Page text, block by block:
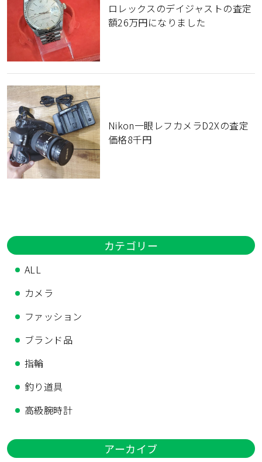
ロレックスのデイジャストの査定
額26万円になりました
Nikon一眼レフカメラD2Xの査定
価格8千円
カテゴリー
ALL
カメラ
ファッション
ブランド品
指輪
釣り道具
高級腕時計
アーカイブ